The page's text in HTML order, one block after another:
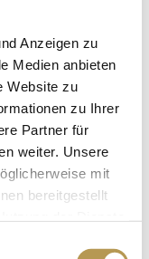
Anzeigen zu
Medien anbieten
Website zu
zu Ihrer
Partner für
weiter. Unsere
mit
bereitgestellt